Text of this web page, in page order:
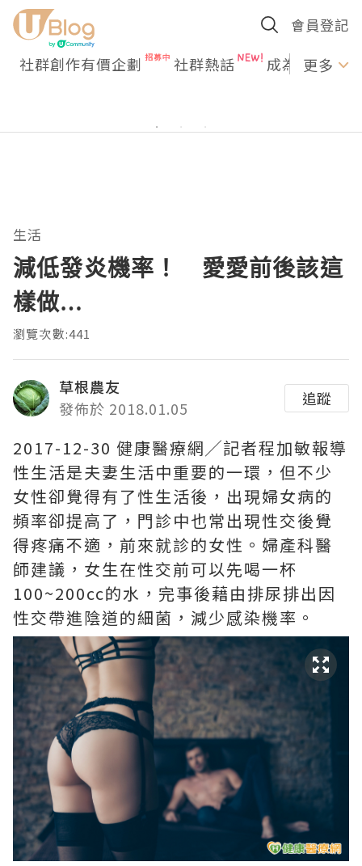
會員登記
社群創作有價企劃 社群熱話 成為U更多
生活
減低發炎機率！ 愛愛前後該這
樣做…
瀏覽次數:441
草根農友
發佈於 2018.01.05
追蹤
2017-12-30 健康醫療網╱記者程加敏報導
性生活是夫妻生活中重要的一環，但不少
女性卻覺得有了性生活後，出現婦女病的
頻率卻提高了，門診中也常出現性交後覺
得疼痛不適，前來就診的女性。婦產科醫
師建議，女生在性交前可以先喝一杯
100~200cc的水，完事後藉由排尿排出因
性交帶進陰道的細菌，減少感染機率。